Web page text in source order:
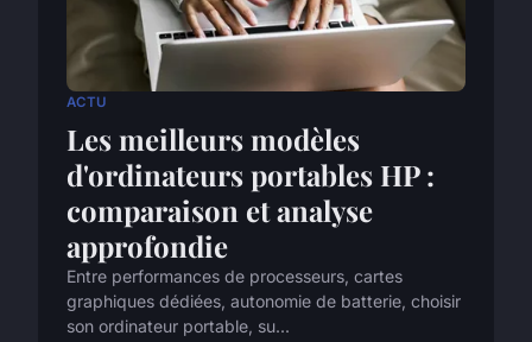
ACTU
Les meilleurs modèles
d'ordinateurs portables HP :
comparaison et analyse
approfondie
Entre performances de processeurs, cartes
graphiques dédiées, autonomie de batterie, choisir
son ordinateur portable, su...